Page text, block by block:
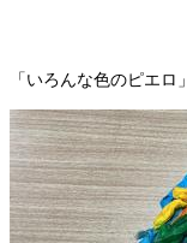
「いろんな色のピエロ」